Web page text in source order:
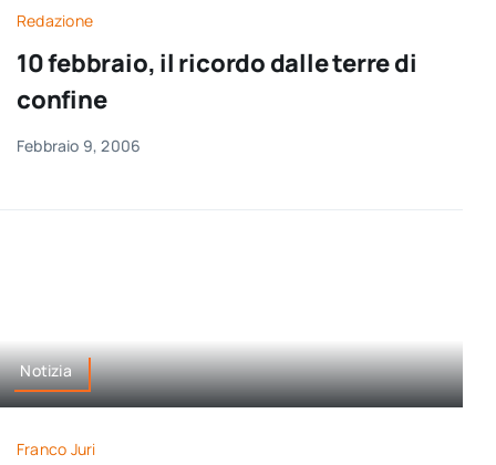
Redazione
10 febbraio, il ricordo dalle terre di
confine
Febbraio 9, 2006
Notizia
Franco Juri